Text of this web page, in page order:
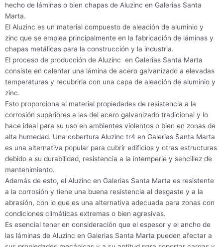
hecho de láminas o bien chapas de Aluzinc en Galerias Santa
Marta.
El Aluzinc es un material compuesto de aleación de aluminio y
zinc que se emplea principalmente en la fabricación de láminas y
chapas metálicas para la construcción y la industria.
El proceso de producción de Aluzinc en Galerias Santa Marta
consiste en calentar una lámina de acero galvanizado a elevadas
temperaturas y recubrirla con una capa de aleación de aluminio y
zinc.
Esto proporciona al material propiedades de resistencia a la
corrosión superiores a las del acero galvanizado tradicional y lo
hace ideal para su uso en ambientes violentos o bien en zonas de
alta humedad. Una cobertura Aluzinc tr4 en Galerias Santa Marta
es una alternativa popular para cubrir edificios y otras estructuras
debido a su durabilidad, resistencia a la intemperie y sencillez de
mantenimiento.
Además de esto, el Aluzinc en Galerias Santa Marta es resistente
a la corrosión y tiene una buena resistencia al desgaste y a la
abrasión, con lo que es una alternativa adecuada para zonas con
condiciones climáticas extremas o bien agresivas.
Es esencial tener en consideración que el espesor y el ancho de
las láminas de Aluzinc en Galerias Santa Marta pueden afectar a